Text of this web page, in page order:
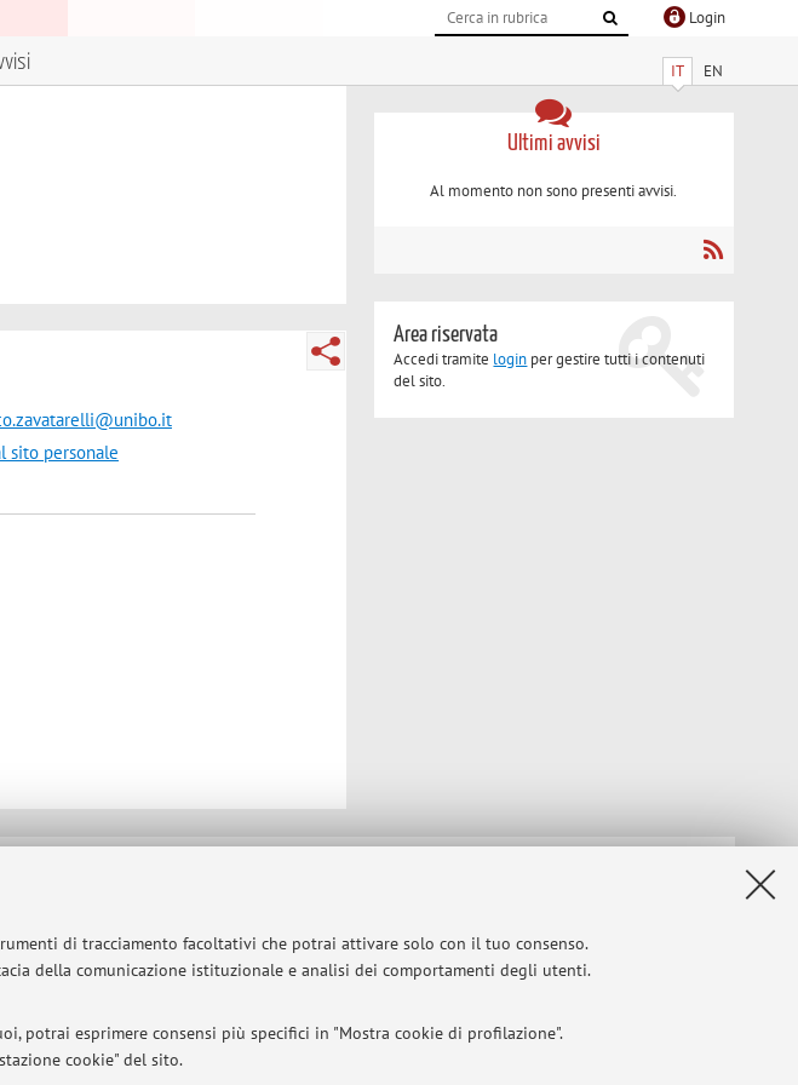
di tracciamento facoltativi che potrai attivare solo con il tuo consenso.
della comunicazione istituzionale e analisi dei comportamenti degli utenti.
potrai esprimere consensi più specifici in "Mostra cookie di profilazione".
cookie" del sito.
Login
IT EN
sito personale
Ultimi avvisi
Al momento non sono presenti avvisi.
Area riservata
Accedi tramite login per gestire tutti i contenuti
del sito.